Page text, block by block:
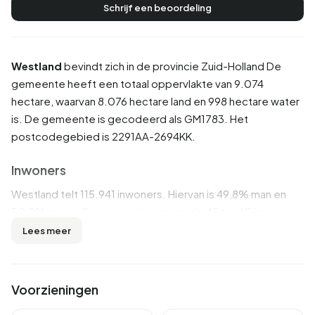
Westland bevindt zich in de provincie Zuid-Holland De
gemeente heeft een totaal oppervlakte van 9.074
hectare, waarvan 8.076 hectare land en 998 hectare water
is. De gemeente is gecodeerd als GM1783. Het
postcodegebied is 2291AA-2694KK.
Inwoners
Westland telt 115.941 inwoners. Hiervan is 49,8% man en
(26,7%). De overige leeftijden zijn 24,9% voor '25 tot 45
is verweduwd. 93.294 inwoners komen uit Nederland,
Lees meer
Voorzieningen
Schrijf een beoordeling